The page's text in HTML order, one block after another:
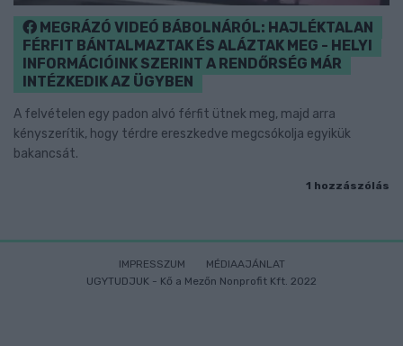
MEGRÁZÓ VIDEÓ BÁBOLNÁRÓL: HAJLÉKTALAN
FÉRFIT BÁNTALMAZTAK ÉS ALÁZTAK MEG - HELYI
INFORMÁCIÓINK SZERINT A RENDŐRSÉG MÁR
INTÉZKEDIK AZ ÜGYBEN
A felvételen egy padon alvó férfit ütnek meg, majd arra
kényszerítik, hogy térdre ereszkedve megcsókolja egyikük
bakancsát.
1 hozzászólás
IMPRESSZUM
MÉDIAAJÁNLAT
UGYTUDJUK - Kő a Mezőn Nonprofit Kft. 2022